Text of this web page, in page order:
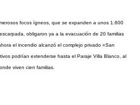
focos ígneos, que se expanden a unos 1.600
obligaron ya a la evacuación de 20 familias
el incendio alcanzó el complejo privado «San
podrían extenderse hasta el Paraje Villa Blanco, al
viven cien familias.